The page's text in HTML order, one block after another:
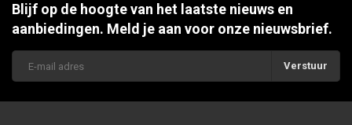
Blijf op de hoogte van het laatste nieuws en
aanbiedingen. Meld je aan voor onze nieuwsbrief.
Verstuur